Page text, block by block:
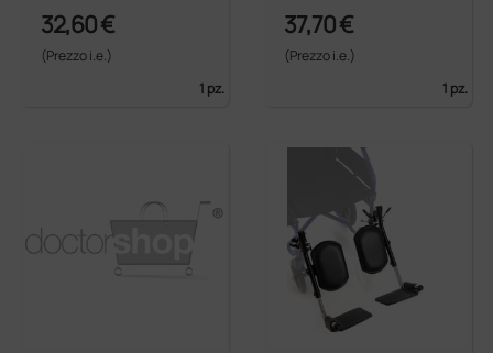
32,60 €
(Prezzo i.e.)
1 pz.
37,70 €
(Prezzo i.e.)
1 pz.